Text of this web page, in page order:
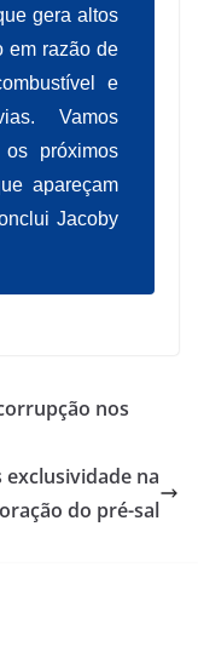
gera altos
em razão de
e
Vamos
próximos
apareçam
Jacoby
nos
na
do pré-sal